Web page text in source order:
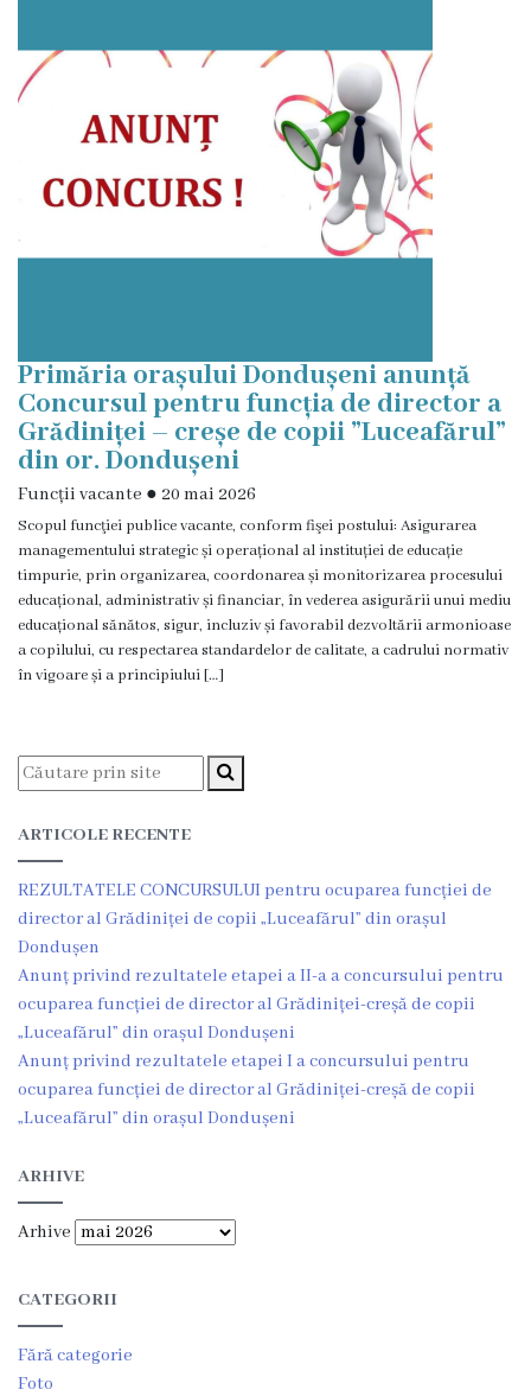
culturală
Oameni
Valoare
investițională
Primăria
Primarul
Viceprimarii
Dispozițiile
primarului
primarului
Declarația
de
răspundere
managerială
Regulamentul
intern
Planuri
acțiuni
vacante
Consiliul
Primăria orașului Dondușeni anunță
Concursul pentru funcția de director a
Grădiniței – creșe de copii ”Luceafărul”
din or. Dondușeni
Funcții vacante ● 20 mai 2026
Scopul funcţiei publice vacante, conform fişei postului: Asigurarea
managementului strategic și operațional al instituției de educație
timpurie, prin organizarea, coordonarea și monitorizarea procesului
educațional, administrativ și financiar, în vederea asigurării unui mediu
educațional sănătos, sigur, incluziv și favorabil dezvoltării armonioase
a copilului, cu respectarea standardelor de calitate, a cadrului normativ
în vigoare și a principiului […]
ARTICOLE RECENTE
REZULTATELE CONCURSULUI pentru ocuparea funcției de
director al Grădiniței de copii „Luceafărul” din orașul
Dondușen
Anunț privind rezultatele etapei a II-a a concursului pentru
ocuparea funcției de director al Grădiniței-creșă de copii
„Luceafărul” din orașul Dondușeni
Anunț privind rezultatele etapei I a concursului pentru
ocuparea funcției de director al Grădiniței-creșă de copii
„Luceafărul” din orașul Dondușeni
ARHIVE
Arhive
CATEGORII
Fără categorie
Foto